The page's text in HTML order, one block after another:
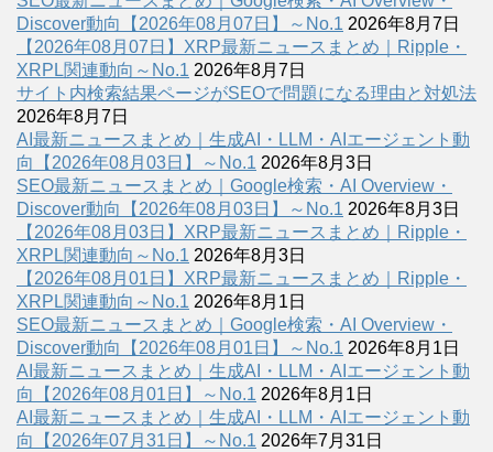
Discover動向【2026年08月07日】～No.1 2026年8月7日
【2026年08月07日】XRP最新ニュースまとめ｜Ripple・
XRPL関連動向～No.1 2026年8月7日
サイト内検索結果ページがSEOで問題になる理由と対処法
2026年8月7日
AI最新ニュースまとめ｜生成AI・LLM・AIエージェント動
向【2026年08月03日】～No.1 2026年8月3日
SEO最新ニュースまとめ｜Google検索・AI Overview・
Discover動向【2026年08月03日】～No.1 2026年8月3日
【2026年08月03日】XRP最新ニュースまとめ｜Ripple・
XRPL関連動向～No.1 2026年8月3日
【2026年08月01日】XRP最新ニュースまとめ｜Ripple・
XRPL関連動向～No.1 2026年8月1日
SEO最新ニュースまとめ｜Google検索・AI Overview・
Discover動向【2026年08月01日】～No.1 2026年8月1日
AI最新ニュースまとめ｜生成AI・LLM・AIエージェント動
向【2026年08月01日】～No.1 2026年8月1日
AI最新ニュースまとめ｜生成AI・LLM・AIエージェント動
向【2026年07月31日】～No.1 2026年7月31日